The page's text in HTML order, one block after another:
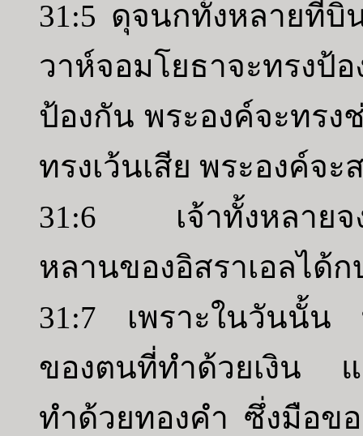
31:5 ดุจนกทั้งหลายที่บิ
วาห์จอมโยธาจะทรงป้
ป้องกัน พระองค์จะทร
ทรงเว้นเสีย พระองค์จ
31:6 เจ้าทั้งหลายจง
หลานของอิสราเอลได้
31:7 เพราะในวันนั้น
ของตนที่ทำด้วยเงิน แ
ทำด้วยทองคำ ซึ่งมือข